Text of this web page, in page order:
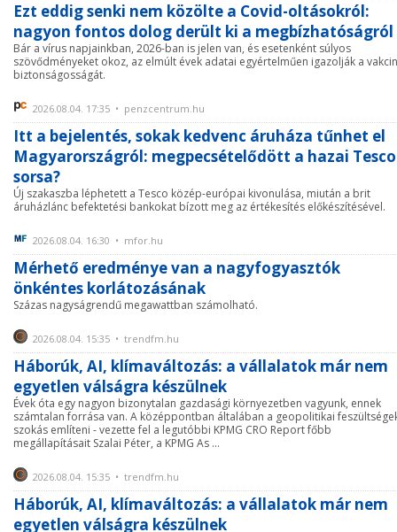
Ezt eddig senki nem közölte a Covid-oltásokról:
nagyon fontos dolog derült ki a megbízhatóságról
Bár a vírus napjainkban, 2026-ban is jelen van, és esetenként súlyos
szövődményeket okoz, az elmúlt évek adatai egyértelműen igazolják a
biztonságosságát.
2026.08.04. 17:35 • penzcentrum.hu
Itt a bejelentés, sokak kedvenc áruháza tűnhet el
Magyarországról: megpecsételődött a hazai Tesco
sorsa?
Új szakaszba léphetett a Tesco közép-európai kivonulása, miután a brit
áruházlánc befektetési bankokat bízott meg az értékesítés előkészítésével.
2026.08.04. 16:30 • mfor.hu
Mérhető eredménye van a nagyfogyasztók
önkéntes korlátozásának
Százas nagyságrendű megawattban számolható.
2026.08.04. 15:35 • trendfm.hu
Háborúk, AI, klímaváltozás: a vállalatok már nem
egyetlen válságra készülnek
Évek óta egy nagyon bizonytalan gazdasági környezetben vagyunk, ennek
számtalan forrása van. A középpontban általában a geopolitikai
szokás említeni - vezette fel a legutóbbi KPMG CRO Report főbb
megállapításait Szalai Péter, a KPMG As ...
2026.08.04. 15:35 • trendfm.hu
Háborúk, AI, klímaváltozás: a vállalatok már nem
egyetlen válságra készülnek